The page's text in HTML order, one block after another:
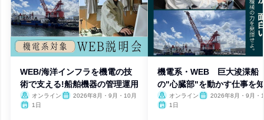
WEB/海洋インフラを機電の技
術で支える!船舶機器の管理運用
オンライン
2026年8月・9月・10月
1日
機電系・WEB 巨大浚渫船
の"心臓部"を動かす仕事を
う! オンライン
2026年8月・9月・
1日